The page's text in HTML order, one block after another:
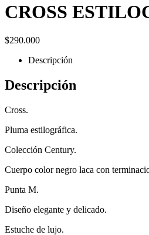
CROSS
$290.000
Descripción
Descripción
Cross.
Pluma estilográfica.
Colección Century.
Cuerpo color negro laca con
Punta M.
Diseño elegante y delicado.
Estuche de lujo.